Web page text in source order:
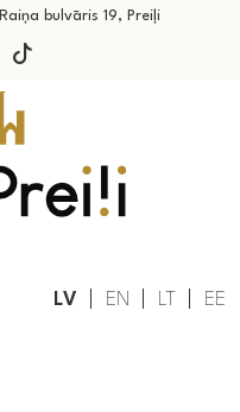
Raiņa bulvāris 19, Preiļi
LV EN LT EE